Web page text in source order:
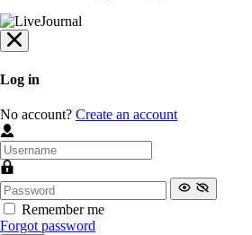
Log in
No account? Create an account
Remember me
Forgot password